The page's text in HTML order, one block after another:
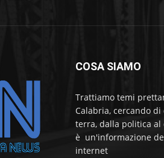
COSA SIAMO
Trattiamo temi
Calabria, cercando
terra, dalla politica
è un'informazione
internet